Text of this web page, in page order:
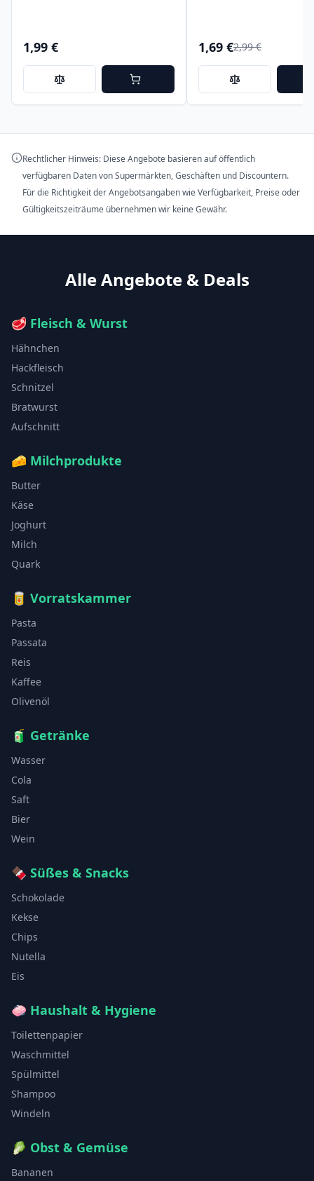
1,99 € 1,69 €2,99 €
Rechtlicher Hinweis: Diese Angebote basieren auf öffentlich
verfügbaren Daten von Supermärkten, Geschäften und Discountern.
Für die Richtigkeit der Angebotsangaben wie Verfügbarkeit, Preise oder
Gültigkeitszeiträume übernehmen wir keine Gewähr.
Alle Angebote & Deals
🥩 Fleisch & Wurst
Hähnchen
Hackfleisch
Schnitzel
Bratwurst
Aufschnitt
🧀 Milchprodukte
Butter
Käse
Joghurt
Milch
Quark
🥫 Vorratskammer
Pasta
Passata
Reis
Kaffee
Olivenöl
🧃 Getränke
Wasser
Cola
Saft
Bier
Wein
🍫 Süßes & Snacks
Schokolade
Kekse
Chips
Nutella
Eis
🧼 Haushalt & Hygiene
Toilettenpapier
Waschmittel
Spülmittel
Shampoo
Windeln
🥬 Obst & Gemüse
Bananen